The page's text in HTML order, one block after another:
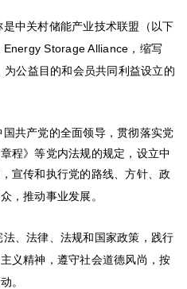
是中关村储能产业技术联盟
（以下
Energy Storage Alliance，缩写
为公益目的和会员共同利益设立的
国共产党的全面领导，贯彻落实党
程》等党内法规的规定，设立中
宣传和执行党的路线、方针、政
，推动事业发展。
、法律、法规和国家政策，践行
义精神，遵守社会道德风尚，按
。